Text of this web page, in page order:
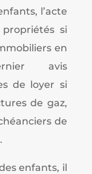
l’acte
si
en
avis
de loyer si
de gaz,
de
enfants, il